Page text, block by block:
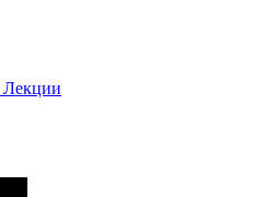
Лекции